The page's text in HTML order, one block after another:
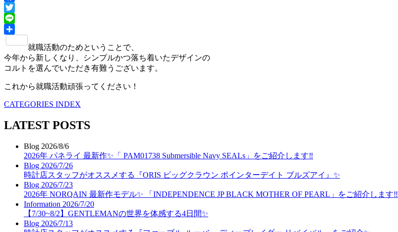
Facebook
Twitter
Line
有
就職活動のためということで、
今年から新しくなり、シンプルかつ落ち着いたデザインの
コルトを選んでいただき有難うございます。
これから就職活動頑張ってください！
CATEGORIES INDEX
LATEST POSTS
Blog 2026/8/6
2026年 パネライ 最新作✨「 PAM01738 Submersible Navy SEALs」をご紹介します‼️
Blog 2026/7/26
時計店スタッフがオススメする『ORIS ビッグクラウン ポインターデイト ブルズアイ』✨
Blog 2026/7/23
2026年 NORQAIN 最新作モデル✨ 「INDEPENDENCE JP BLACK MOTHER OF PEARL」をご紹介します‼️
Information 2026/7/20
【7/30~8/2】GENTLEMANの世界を体感する4日間✨
Blog 2026/7/13